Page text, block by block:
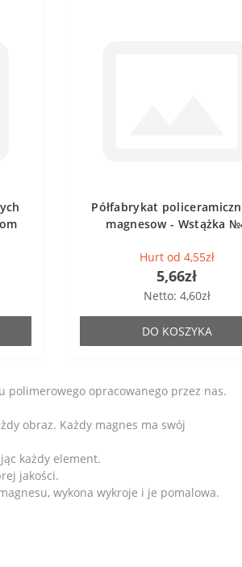
Półfabrykat
magnesow - Wstążka
Hurt od 4,55zł
5,66zł
Netto: 4,60zł
DO KOSZYKA
polimerowego opracowanego przez nas.
obraz. Każdy magnes ma swój
każdy element.
jakości.
wykona wykroje i je pomalowa.